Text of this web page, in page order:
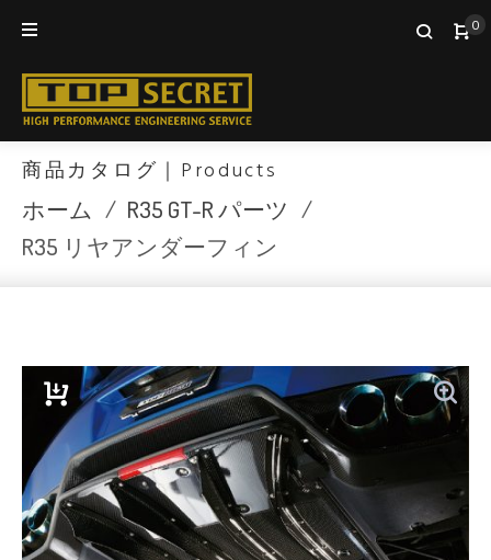
0
商品カタログ｜Products
ホーム / R35 GT-R パーツ /
R35 リヤアンダーフィン